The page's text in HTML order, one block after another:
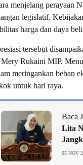
menjelang perayaan
legislatif.
harga dan daya
tersebut
Rukaini MIP.
meringankan beban
untuk hari raya.
Baca
Lita
05 NOV